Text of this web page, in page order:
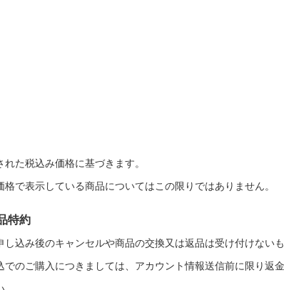
た税込み価格に基づきます。
で表示している商品についてはこの限りではありません。
特約
込み後のキャンセルや商品の交換又は返品は受け付けないも
でのご購入につきましては、アカウント情報送信前に限り